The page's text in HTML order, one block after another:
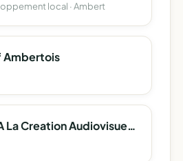
local · Ambert
Ambertois
Centre D'aide A La Creation Audiovisuelle Et Cinematographique